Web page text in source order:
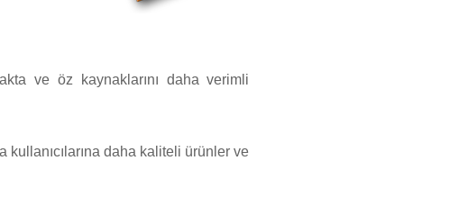
ve öz kaynaklarını daha verimli
daha kaliteli ürünler ve